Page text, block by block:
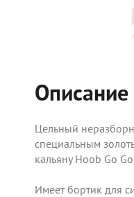
Описание
Цельный
специальным
кальяну Hoob Go
Имеет бортик для